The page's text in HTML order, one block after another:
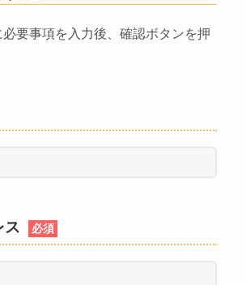
要事項を入力後、確認ボタンを押
ス 必須